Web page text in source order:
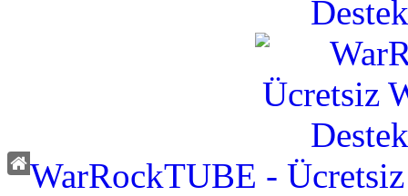
WarRockTUBE -